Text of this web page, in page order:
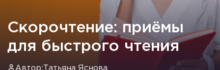
Скорочтение: приёмы
для быстрого чтения
Автор: Татьяна Яснова